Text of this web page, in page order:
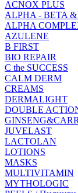
ACNOX PLUS
ALPHA - BETA
ALPHA
AZULENE
B FIRST
BIO REPAIR
C the SUCCESS
CALM DERM
CREAMS
DERMALIGHT
DOUBLE
JUVELAST
LACTOLAN
LOTIONS
MASKS
MULTIVITAMIN
MYTHOLOGIC